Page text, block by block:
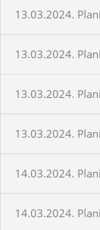
13.03.2024.
13.03.2024.
13.03.2024.
13.03.2024.
14.03.2024.
14.03.2024.